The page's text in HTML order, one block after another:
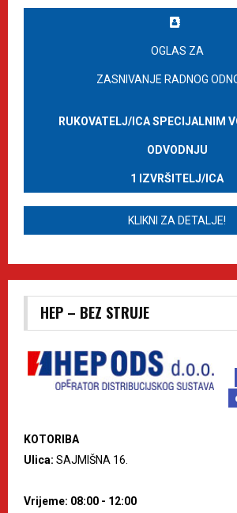
OGLAS ZA
ZASNIVANJE RADNOG
RUKOVATELJ/ICA SPECIJALNIM
ODVODNJU
1 IZVRŠITELJ/ICA
KLIKNI ZA DETALJE!
HEP – BEZ STRUJE
KOTORIBA
Ulica: SAJMIŠNA 16.
Vrijeme: 08:00 - 12:00